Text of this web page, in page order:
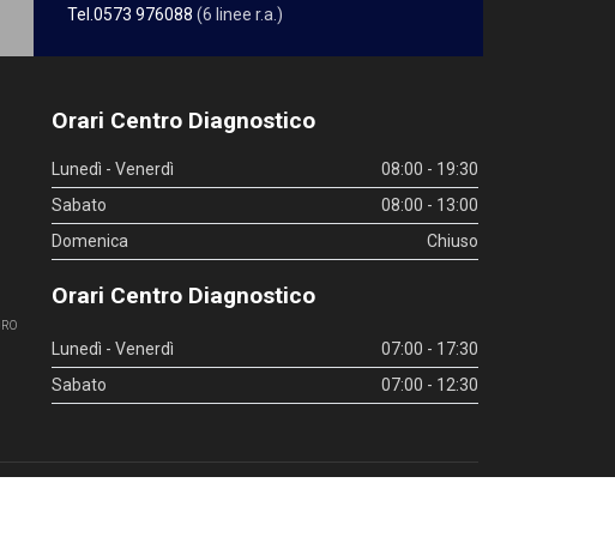
Tel.0573 976088 (6 linee r.a.)
Orari Centro Diagnostico
Lunedì - Venerdì
08:00 - 19:30
Sabato
08:00 - 13:00
Domenica
Chiuso
Orari Centro Diagnostico
Lunedì - Venerdì
07:00 - 17:30
Sabato
07:00 - 12:30